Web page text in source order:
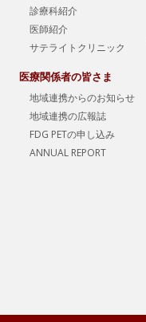
診療科紹介
医師紹介
サテライトクリニック
医療関係者の皆さま
地域連携からのお知らせ
地域連携の広報誌
FDG PETの申し込み
ANNUAL REPORT